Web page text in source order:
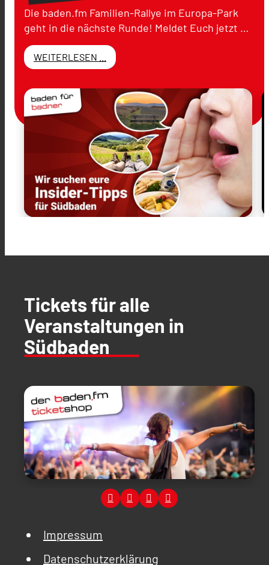
Die baden.fm Familien-Rallye im Europa-Park
geht in die nächste Runde! Meldet Euch jetzt …
WEITERLESEN ...
Tickets für alle
Veranstaltungen in
Südbaden
Impressum
Datenschutzerklärung